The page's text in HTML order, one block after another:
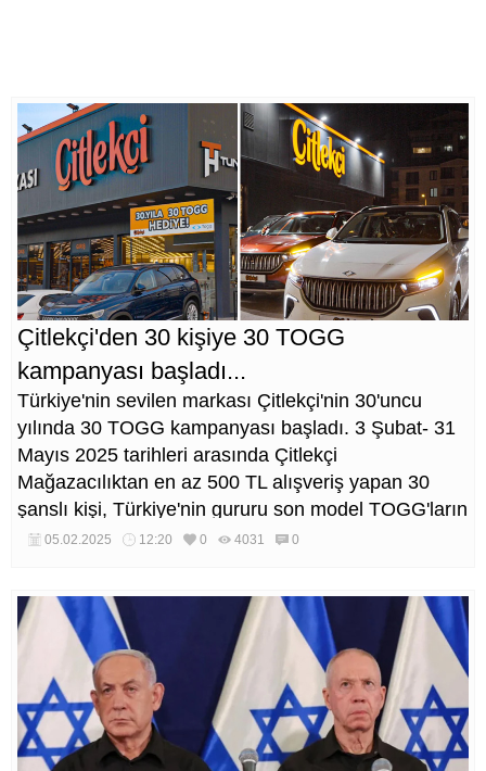
Çitlekçi'den 30 kişiye 30 TOGG
kampanyası başladı...
Türkiye'nin sevilen markası Çitlekçi'nin 30'uncu
yılında 30 TOGG kampanyası başladı. 3 Şubat- 31
Mayıs 2025 tarihleri arasında Çitlekçi
Mağazacılıktan en az 500 TL alışveriş yapan 30
şanslı kişi, Türkiye'nin gururu son model TOGG'ların
sahibi olma fırsatı yakalayacak.
05.02.2025 12:20 0 4031 0